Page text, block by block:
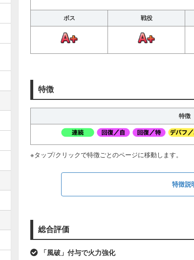
ボス 戦役
特徴
特徴
※タップ/クリックで特徴ごとのページに移動します。
特徴説
攻撃種別
攻撃種別
総合評価
「風破」付与で火力強化